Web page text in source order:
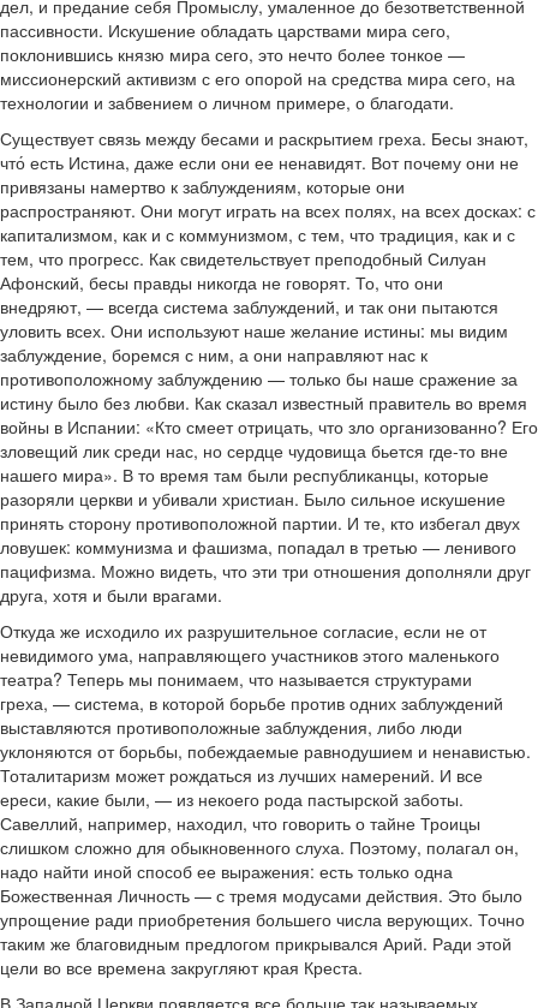
дел, и предание себя Промыслу, умаленное до безответственной
пассивности. Искушение обладать царствами мира сего,
поклонившись князю мира сего, это нечто более тонкое —
миссионерский активизм с его опорой на средства мира сего, на
технологии и забвением о личном примере, о благодати.
Существует связь между бесами и раскрытием греха. Бесы знают,
что́ есть Истина, даже если они ее ненавидят. Вот почему они не
привязаны намертво к заблуждениям, которые они
распространяют. Они могут играть на всех полях, на всех досках: с
капитализмом, как и с коммунизмом, с тем, что традиция, как и с
тем, что прогресс. Как свидетельствует преподобный Силуан
Афонский, бесы правды никогда не говорят. То, что они
внедряют, — всегда система заблуждений, и так они пытаются
уловить всех. Они используют наше желание истины: мы видим
заблуждение, боремся с ним, а они направляют нас к
противоположному заблуждению — только бы наше сражение за
истину было без любви. Как сказал известный правитель во время
войны в Испании: «Кто смеет отрицать, что зло организованно? Его
зловещий лик среди нас, но сердце чудовища бьется где-то вне
нашего мира». В то время там были республиканцы, которые
разоряли церкви и убивали христиан. Было сильное искушение
принять сторону противоположной партии. И те, кто избегал двух
ловушек: коммунизма и фашизма, попадал в третью — ленивого
пацифизма. Можно видеть, что эти три отношения дополняли друг
друга, хотя и были врагами.
Откуда же исходило их разрушительное согласие, если не от
невидимого ума, направляющего участников этого маленького
театра? Теперь мы понимаем, что называется структурами
греха, — система, в которой борьбе против одних заблуждений
выставляются противоположные заблуждения, либо люди
уклоняются от борьбы, побеждаемые равнодушием и ненавистью.
Тоталитаризм может рождаться из лучших намерений. И все
ереси, какие были, — из некоего рода пастырской заботы.
Савеллий, например, находил, что говорить о тайне Троицы
слишком сложно для обыкновенного слуха. Поэтому, полагал он,
надо найти иной способ ее выражения: есть только одна
Божественная Личность — с тремя модусами действия. Это было
упрощение ради приобретения большего числа верующих. Точно
таким же благовидным предлогом прикрывался Арий. Ради этой
цели во все времена закругляют края Креста.